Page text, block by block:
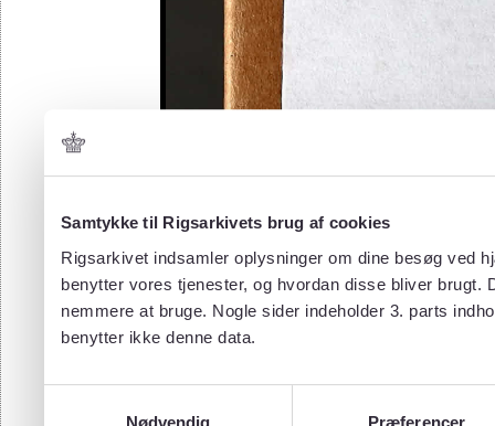
Samtykke til Rigsarkivets brug af cookies
Rigsarkivet indsamler oplysninger om dine besøg ved
benytter vores tjenester, og hvordan disse bliver
nemmere at bruge. Nogle sider indeholder 3. parts
benytter ikke denne data.